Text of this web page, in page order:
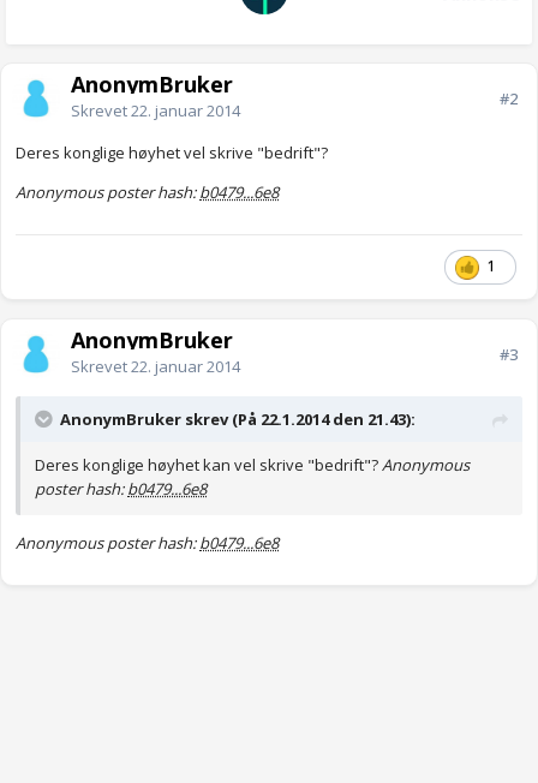
AnonymBruker
Skrevet22. januar 2014
#2
Deres konglige høyhet vel skrive "bedrift"?
Anonymous poster hash:b0479...6e8
1
AnonymBruker
Skrevet22. januar 2014
#3
AnonymBruker skrev (På 22.1.2014 den 21.43):
Deres konglige høyhet kan vel skrive "bedrift"?Anonymous
poster hash:b0479...6e8
Anonymous poster hash:b0479...6e8